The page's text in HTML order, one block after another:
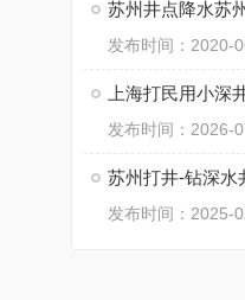
发布时间：2020-
发布时间：2026-
发布时间：2025-